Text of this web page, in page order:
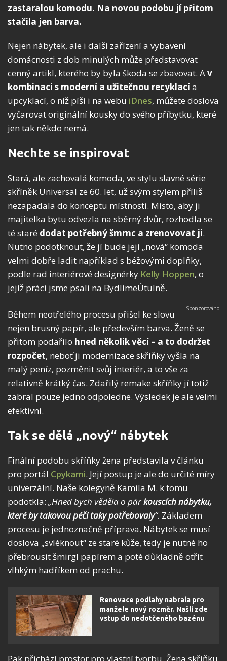
zastaralou komodu. Na novou podobu jí přitom
stačila jen barva.
Nejen nábytek, ale i další zařízení a vybavení
domácnosti z dob minulých může představovat
cenný artikl, kterého by byla škoda se zbavovat. Av
kombinaci s moderní a užitečnou recyklacía
upcyklací, o níž píší i na webu iDnes, můžete doslova
vyčarovat originální kousky do svého příbytku, které
jen tak někdo nemá.
Nechte se inspirovat
Stará, ale zachovalá komoda, ve stylu slavné série
skříněk Universal ze 60. let, už svým stylem příliš
nezapadala do konceptu místnosti. Místo, aby ji
majitelka bytu odvezla na sběrný dvůr, rozhodla se
té staré dodat potřebný šmrnc a zrenovovat ji.
Nutno podotknout, že jí bude její „nová“ komoda
velmi dobře ladit například s béžovými doplňky,
podle rad interiérové designérky Kelly Hoppen, o
jejíž práci jsme psali na BydlímeÚtulně.
Během neotřelého procesu přišel ke slovu
nejen brusný papír, ale především barva. Ženě se
přitom podařilo hned několik věcí – a to dodržet
rozpočet, neboť ji modernizace skříňky vyšla na
malý peníz, pozměnit svůj interiér, a to vše za
relativně krátký čas. Zdařilý remake skříňky jí totiž
zabral pouze jedno odpoledne. Výsledek je ale velmi
efektivní.
Tak se dělá „nový“ nábytek
Finální podobu skříňky žena představila v článku
pro portál Cpykami. Její postup je ale do určité míry
univerzální. Naše kolegyně Kamila M. k tomu
podotkla: „Hned bych věděla o párkouscích nábytku,
které by takovou péči taky potřebovaly“. Základem
procesu je jednoznačně příprava. Nábytek se musí
doslova „svléknout“ ze staré kůže, tedy je nutné ho
přebrousit šmirgl papírem a poté důkladně otřít
vlhkým hadříkem od prachu.
Renovace podlahy nabrala pro
manžele nový rozměr. Našli zde
vstup do nedotčeného bazénu